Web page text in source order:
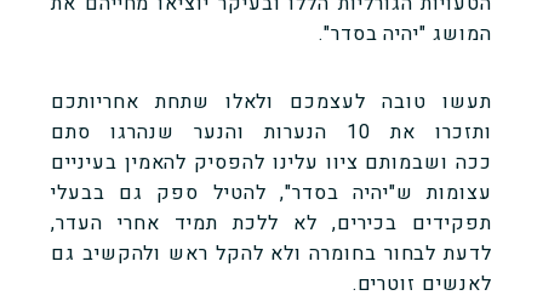
המושג "יהיה בסדר".
תעשו טובה לעצמכם ולאלו שתחת אחריותכם
ותזכרו את 10 הנערות והנער שנהרגו סתם
ככה ושבמותם ציוו עלינו להפסיק להאמין בעיניים
עצומות ש"יהיה בסדר", להטיל ספק גם בבעלי
תפקידים בכירים, לא ללכת תמיד אחרי העדר,
לדעת לבחור בחומרה ולא להקל ראש ולהקשיב גם
לאנשים זוטרים.